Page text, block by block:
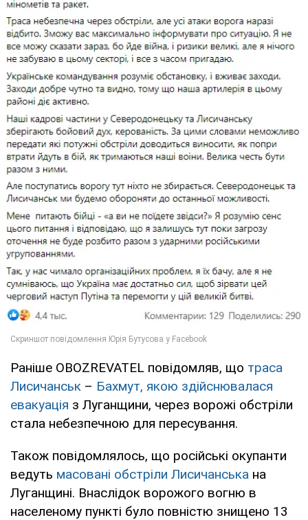
Раніше OBOZREVATEL повідомляв, що траса
Лисичанськ – Бахмут, якою здійснювалася
евакуація з Луганщини, через ворожі обстріли
стала небезпечною для пересування.
Також повідомлялось, що російські окупанти
ведуть масовані обстріли Лисичанська на
Луганщині. Внаслідок ворожого вогню в
населеному пункті було повністю знищено 13